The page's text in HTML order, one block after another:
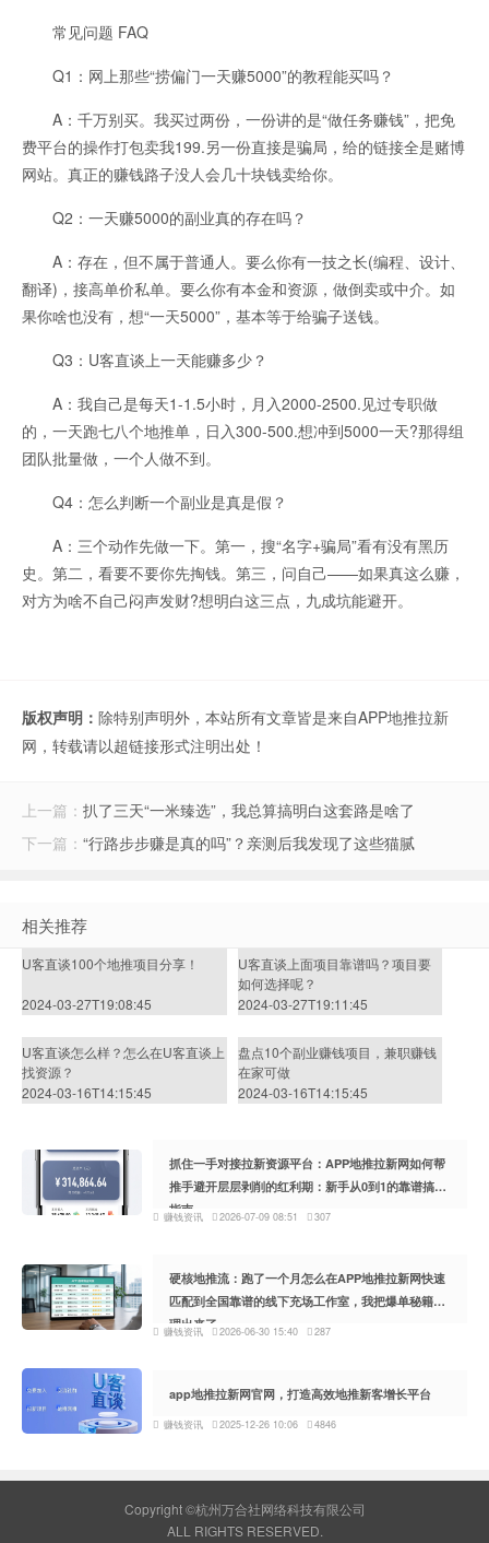
常见问题 FAQ
Q1：网上那些“捞偏门一天赚5000”的教程能买吗？
A：千万别买。我买过两份，一份讲的是“做任务赚钱”，把免
费平台的操作打包卖我199.另一份直接是骗局，给的链接全是赌博
网站。真正的赚钱路子没人会几十块钱卖给你。
Q2：一天赚5000的副业真的存在吗？
A：存在，但不属于普通人。要么你有一技之长(编程、设计、
翻译)，接高单价私单。要么你有本金和资源，做倒卖或中介。如
果你啥也没有，想“一天5000”，基本等于给骗子送钱。
Q3：U客直谈上一天能赚多少？
A：我自己是每天1-1.5小时，月入2000-2500.见过专职做
的，一天跑七八个地推单，日入300-500.想冲到5000一天?那得组
团队批量做，一个人做不到。
Q4：怎么判断一个副业是真是假？
A：三个动作先做一下。第一，搜“名字+骗局”看有没有黑历
史。第二，看要不要你先掏钱。第三，问自己——如果真这么赚，
对方为啥不自己闷声发财?想明白这三点，九成坑能避开。
版权声明： 除特别声明外，本站所有文章皆是来自APP地推拉新
网，转载请以超链接形式注明出处！
上一篇： 扒了三天“一米臻选”，我总算搞明白这套路是啥了
下一篇： “行路步步赚是真的吗”？亲测后我发现了这些猫腻
相关推荐
U客直谈100个地推项目分享！
2024-03-27T19:08:45
U客直谈上面项目靠谱吗？项目要
如何选择呢？
2024-03-27T19:11:45
U客直谈怎么样？怎么在U客直谈上
找资源？
2024-03-16T14:15:45
盘点10个副业赚钱项目，兼职赚钱
在家可做
2024-03-16T14:15:45
抓住一手对接拉新资源平台：APP地推拉新网如何帮
推手避开层层剥削的红利期：新手从0到1的靠谱搞钱
指南
赚钱资讯 2026-07-09 08:51 307
硬核地推流：跑了一个月怎么在APP地推拉新网快速
匹配到全国靠谱的线下充场工作室，我把爆单秘籍整
理出来了
赚钱资讯 2026-06-30 15:40 287
app地推拉新网官网，打造高效地推新客增长平台
赚钱资讯 2025-12-26 10:06 4846
Copyright ©杭州万合社网络科技有限公司
ALL RIGHTS RESERVED.